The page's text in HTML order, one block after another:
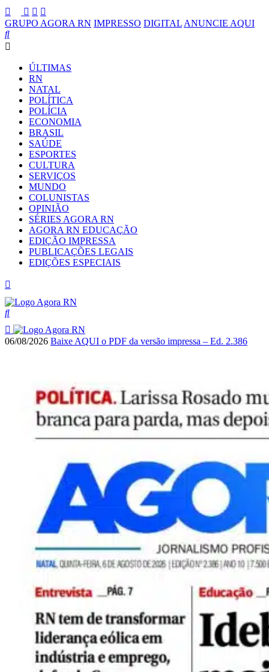
GRUPO AGORA RN IMPRESSO DIGITAL ANUNCIE AQUI
ÚLTIMAS
RN
NATAL
POLÍTICA
POLÍCIA
ECONOMIA
BRASIL
SAÚDE
ESPORTES
CULTURA
SERVIÇOS
MUNDO
COLUNISTAS
OPINIÃO
SÉRIES AGORA RN
AGORA RN EDUCAÇÃO
EDIÇÃO IMPRESSA
PUBLICAÇÕES LEGAIS
EDIÇÕES ESPECIAIS
06/08/2026 Baixe AQUI o PDF da versão impressa – Ed. 2.386